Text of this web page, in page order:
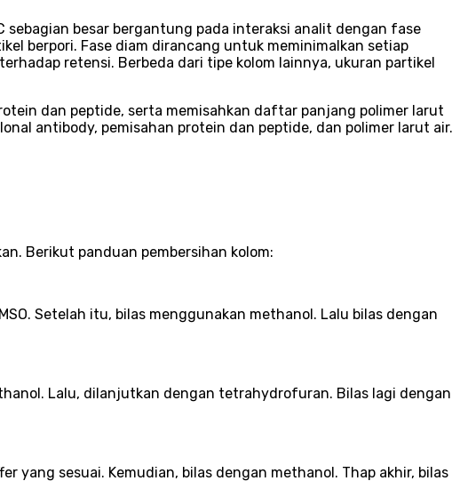
sebagian besar bergantung pada interaksi analit dengan fase
berpori. Fase diam dirancang untuk meminimalkan setiap
retensi. Berbeda dari tipe kolom lainnya, ukuran partikel
dan peptide, serta memisahkan daftar panjang polimer larut
antibody, pemisahan protein dan peptide, dan polimer larut air.
Berikut panduan pembersihan kolom:
Setelah itu, bilas menggunakan methanol. Lalu bilas dengan
Lalu, dilanjutkan dengan tetrahydrofuran. Bilas lagi dengan
yang sesuai. Kemudian, bilas dengan methanol. Thap akhir, bilas